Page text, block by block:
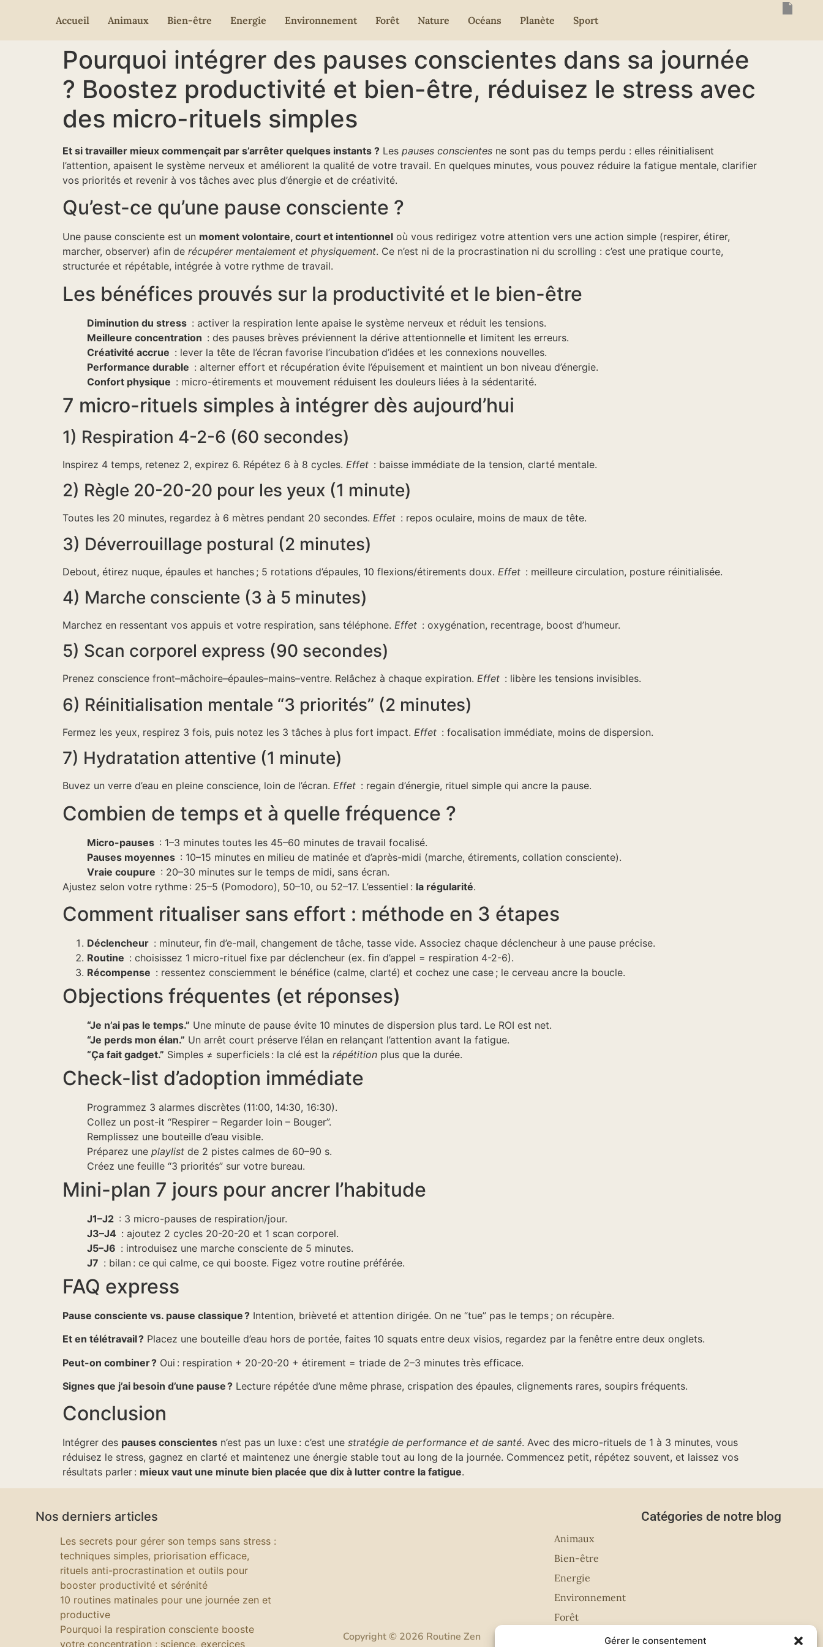
Gérer le consentement
Accueil Animaux Bien-être Energie Environnement Forêt Nature Océans Planète Sport
Pourquoi intégrer des pauses conscientes dans sa journée
? Boostez productivité et bien-être, réduisez le stress avec
des micro-rituels simples
Et si travailler mieux commençait par s’arrêter quelques instants ? Les pauses conscientes ne sont pas du temps perdu : elles réinitialisent
l’attention, apaisent le système nerveux et améliorent la qualité de votre travail. En quelques minutes, vous pouvez réduire la fatigue mentale, clarifier
vos priorités et revenir à vos tâches avec plus d’énergie et de créativité.
Qu’est-ce qu’une pause consciente ?
Une pause consciente est un moment volontaire, court et intentionnel où vous redirigez votre attention vers une action simple (respirer, étirer,
marcher, observer) afin de récupérer mentalement et physiquement. Ce n’est ni de la procrastination ni du scrolling : c’est une pratique courte,
structurée et répétable, intégrée à votre rythme de travail.
Les bénéfices prouvés sur la productivité et le bien-être
Diminution du stress : activer la respiration lente apaise le système nerveux et réduit les tensions.
Meilleure concentration : des pauses brèves préviennent la dérive attentionnelle et limitent les erreurs.
Créativité accrue : lever la tête de l’écran favorise l’incubation d’idées et les connexions nouvelles.
Performance durable : alterner effort et récupération évite l’épuisement et maintient un bon niveau d’énergie.
Confort physique : micro-étirements et mouvement réduisent les douleurs liées à la sédentarité.
7 micro-rituels simples à intégrer dès aujourd’hui
1) Respiration 4-2-6 (60 secondes)
Inspirez 4 temps, retenez 2, expirez 6. Répétez 6 à 8 cycles. Effet : baisse immédiate de la tension, clarté mentale.
2) Règle 20-20-20 pour les yeux (1 minute)
Toutes les 20 minutes, regardez à 6 mètres pendant 20 secondes. Effet : repos oculaire, moins de maux de tête.
3) Déverrouillage postural (2 minutes)
Debout, étirez nuque, épaules et hanches ; 5 rotations d’épaules, 10 flexions/étirements doux. Effet : meilleure circulation, posture réinitialisée.
4) Marche consciente (3 à 5 minutes)
Marchez en ressentant vos appuis et votre respiration, sans téléphone. Effet : oxygénation, recentrage, boost d’humeur.
5) Scan corporel express (90 secondes)
Prenez conscience front–mâchoire–épaules–mains–ventre. Relâchez à chaque expiration. Effet : libère les tensions invisibles.
6) Réinitialisation mentale “3 priorités” (2 minutes)
Fermez les yeux, respirez 3 fois, puis notez les 3 tâches à plus fort impact. Effet : focalisation immédiate, moins de dispersion.
7) Hydratation attentive (1 minute)
Buvez un verre d’eau en pleine conscience, loin de l’écran. Effet : regain d’énergie, rituel simple qui ancre la pause.
Combien de temps et à quelle fréquence ?
Micro-pauses : 1–3 minutes toutes les 45–60 minutes de travail focalisé.
Pauses moyennes : 10–15 minutes en milieu de matinée et d’après-midi (marche, étirements, collation consciente).
Vraie coupure : 20–30 minutes sur le temps de midi, sans écran.
Ajustez selon votre rythme : 25–5 (Pomodoro), 50–10, ou 52–17. L’essentiel : la régularité.
Comment ritualiser sans effort : méthode en 3 étapes
Déclencheur : minuteur, fin d’e-mail, changement de tâche, tasse vide. Associez chaque déclencheur à une pause précise.
Routine : choisissez 1 micro-rituel fixe par déclencheur (ex. fin d’appel = respiration 4-2-6).
Récompense : ressentez consciemment le bénéfice (calme, clarté) et cochez une case ; le cerveau ancre la boucle.
Objections fréquentes (et réponses)
“Je n’ai pas le temps.” Une minute de pause évite 10 minutes de dispersion plus tard. Le ROI est net.
“Je perds mon élan.” Un arrêt court préserve l’élan en relançant l’attention avant la fatigue.
“Ça fait gadget.” Simples ≠ superficiels : la clé est la répétition plus que la durée.
Check-list d’adoption immédiate
Programmez 3 alarmes discrètes (11:00, 14:30, 16:30).
Collez un post-it “Respirer – Regarder loin – Bouger”.
Remplissez une bouteille d’eau visible.
Préparez une playlist de 2 pistes calmes de 60–90 s.
Créez une feuille “3 priorités” sur votre bureau.
Mini-plan 7 jours pour ancrer l’habitude
J1–J2 : 3 micro-pauses de respiration/jour.
J3–J4 : ajoutez 2 cycles 20-20-20 et 1 scan corporel.
J5–J6 : introduisez une marche consciente de 5 minutes.
J7 : bilan : ce qui calme, ce qui booste. Figez votre routine préférée.
FAQ express
Pause consciente vs. pause classique ? Intention, brièveté et attention dirigée. On ne “tue” pas le temps ; on récupère.
Et en télétravail ? Placez une bouteille d’eau hors de portée, faites 10 squats entre deux visios, regardez par la fenêtre entre deux onglets.
Peut-on combiner ? Oui : respiration + 20-20-20 + étirement = triade de 2–3 minutes très efficace.
Signes que j’ai besoin d’une pause ? Lecture répétée d’une même phrase, crispation des épaules, clignements rares, soupirs fréquents.
Conclusion
Intégrer des pauses conscientes n’est pas un luxe : c’est une stratégie de performance et de santé. Avec des micro-rituels de 1 à 3 minutes, vous
réduisez le stress, gagnez en clarté et maintenez une énergie stable tout au long de la journée. Commencez petit, répétez souvent, et laissez vos
résultats parler : mieux vaut une minute bien placée que dix à lutter contre la fatigue.
Nos derniers articles
Les secrets pour gérer son temps sans stress :
techniques simples, priorisation efficace,
rituels anti-procrastination et outils pour
booster productivité et sérénité
10 routines matinales pour une journée zen et
productive
Pourquoi la respiration consciente booste
votre concentration : science, exercices
Copyright © 2026 Routine Zen
Catégories de notre blog
Animaux
Bien-être
Energie
Environnement
Forêt